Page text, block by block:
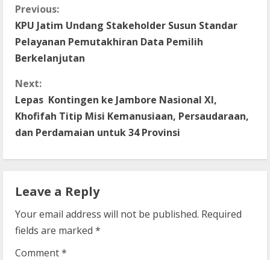
C
o
n
t
i
n
u
e
R
e
Previous:
KPU Jatim Undang Stakeholder Susun Standar
Pelayanan Pemutakhiran Data Pemilih
Berkelanjutan
Next:
Lepas Kontingen ke Jambore Nasional XI,
Khofifah Titip Misi Kemanusiaan, Persaudaraan,
dan Perdamaian untuk 34 Provinsi
Leave a Reply
Your email address will not be published. Required
fields are marked *
Comment*